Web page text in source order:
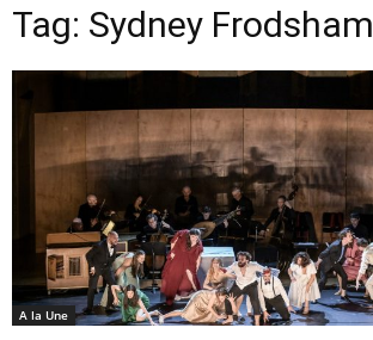
Tag: Sydney Frodsham
A la Une